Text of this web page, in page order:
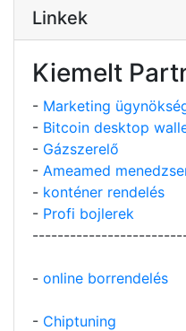
Linkek
Kiemelt
- Marketing
- Bitcoin desktop
- Gázszerelő
- Ameamed
- konténer rendelés
- Profi bojlerek
- online borrendelés
- Chiptuning